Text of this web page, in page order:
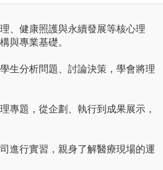
、健康照護與永續發展等核心理
與專業基礎。
生分析問題、討論決策，學會將理
專題，從企劃、執行到成果展示，
進行實習，親身了解醫療現場的運